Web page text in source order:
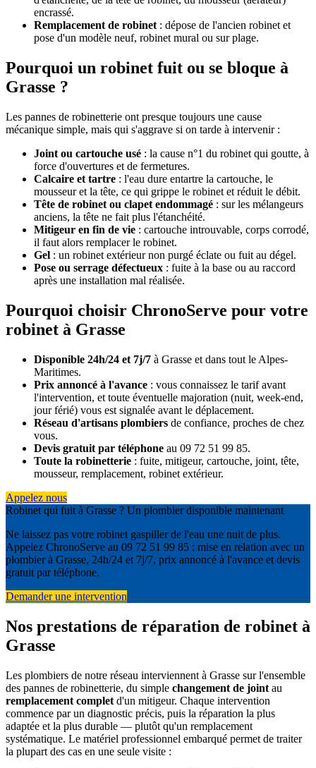
encrassé.
Remplacement de robinet : dépose de l'ancien robinet et
pose d'un modèle neuf, robinet mural ou sur plage.
Pourquoi un robinet fuit ou se bloque à
Grasse ?
Les pannes de robinetterie ont presque toujours une cause
mécanique simple, mais qui s'aggrave si on tarde à intervenir :
Joint ou cartouche usé : la cause n°1 du robinet qui goutte, à
force d'ouvertures et de fermetures.
Calcaire et tartre : l'eau dure entartre la cartouche, le
mousseur et la tête, ce qui grippe le robinet et réduit le débit.
Tête de robinet ou clapet endommagé : sur les mélangeurs
anciens, la tête ne fait plus l'étanchéité.
Mitigeur en fin de vie : cartouche introuvable, corps corrodé,
il faut alors remplacer le robinet.
Gel : un robinet extérieur non purgé éclate ou fuit au dégel.
Pose ou serrage défectueux : fuite à la base ou au raccord
après une installation mal réalisée.
Pourquoi choisir ChronoServe pour votre
robinet à Grasse
Disponible 24h/24 et 7j/7 à Grasse et dans tout le Alpes-
Maritimes.
Prix annoncé à l'avance : vous connaissez le tarif avant
l'intervention, et toute éventuelle majoration (nuit, week-end,
jour férié) vous est signalée avant le déplacement.
Réseau d'artisans plombiers de confiance, proches de chez
vous.
Devis gratuit par téléphone au 09 72 51 99 85.
Toute la robinetterie : fuite, mitigeur, cartouche, joint, tête,
mousseur, remplacement, robinet extérieur.
Appelez nous
Robinet qui fuit à Grasse ? Un plombier disponible maintenant
Ne laissez pas votre robinet gaspiller de l'eau une nuit de plus.
Appelez ChronoServe au 09 72 51 99 85 : mise en relation avec un
plombier à Grasse, 24h/24 et 7j/7, prix annoncé à l'avance et devis
gratuit par téléphone.
Demander une intervention
Nos prestations de réparation de robinet à
Grasse
Les plombiers de notre réseau interviennent à Grasse sur l'ensemble
des pannes de robinetterie, du simple changement de joint au
remplacement complet d'un mitigeur. Chaque intervention
commence par un diagnostic précis, puis la réparation la plus
adaptée et la plus durable — plutôt qu'un remplacement
systématique. Le matériel professionnel embarqué permet de traiter
la plupart des cas en une seule visite :